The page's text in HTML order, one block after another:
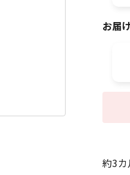
お届
約3